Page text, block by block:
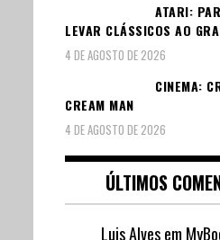
ATARI:
LEVAR CLÁSSICOS AO
4 DE AGOSTO DE 2026
CINEMA:
CREAM MAN
4 DE AGOSTO DE 2026
ÚLTIMOS
Luis Alvesem